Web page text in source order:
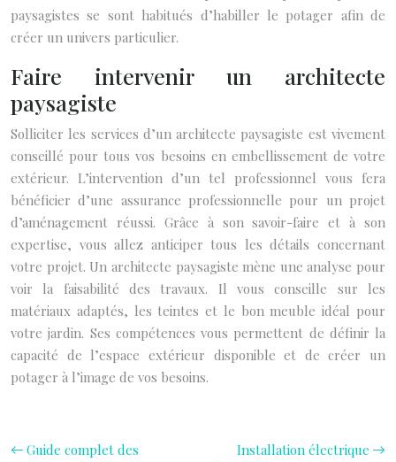
paysagistes se sont habitués d’habiller le potager afin de
créer un univers particulier.
Faire intervenir un architecte
paysagiste
Solliciter les services d’un architecte paysagiste est vivement
conseillé pour tous vos besoins en embellissement de votre
extérieur. L’intervention d’un tel professionnel vous fera
bénéficier d’une assurance professionnelle pour un projet
d’aménagement réussi. Grâce à son savoir-faire et à son
expertise, vous allez anticiper tous les détails concernant
votre projet. Un architecte paysagiste mène une analyse pour
voir la faisabilité des travaux. Il vous conseille sur les
matériaux adaptés, les teintes et le bon meuble idéal pour
votre jardin. Ses compétences vous permettent de définir la
capacité de l’espace extérieur disponible et de créer un
potager à l’image de vos besoins.
Guide complet des
Installation électrique